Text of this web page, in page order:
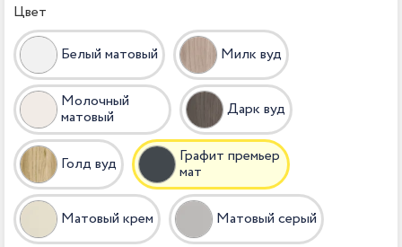
Цвет
Белый матовый Милк вуд
Молочный
матовый Дарк вуд
Голд вуд Графит премьер
мат
Матовый крем Матовый серый